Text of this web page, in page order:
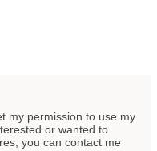
my permission to use my
or wanted to
you can contact me